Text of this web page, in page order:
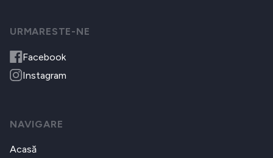
URMARESTE-NE
Facebook
Instagram
NAVIGARE
Acasă